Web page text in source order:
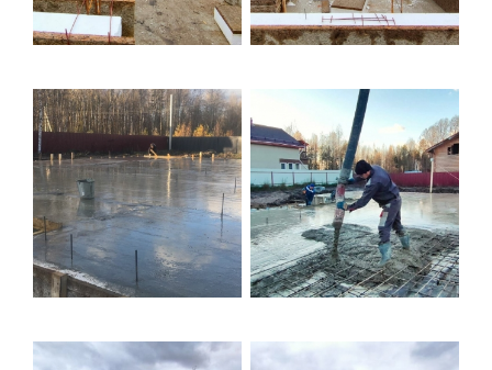
Многофункцинальный испытательный комплекс
Торгово-развлекательный центр Вернисаж в
Кингисеппе